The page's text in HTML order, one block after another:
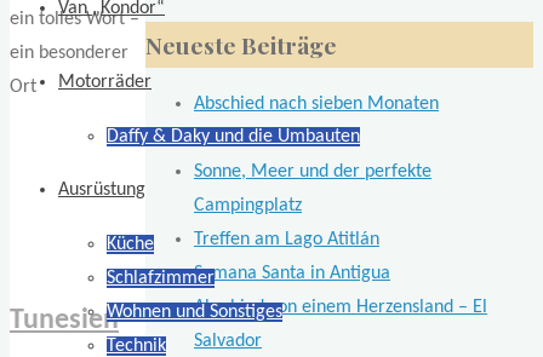
Van „Kondor“
Motorräder
Daffy & Daky und die Umbauten
Ausrüstung
Küche
Schlafzimmer
Wohnen und Sonstiges
Technik
Tunesien
nach:
Neueste Beiträge
Abschied nach sieben Monaten
Lateinamerika
Sonne, Meer und der perfekte
Campingplatz
Treffen am Lago Atitlán
Semana Santa in Antigua
Abschied von einem Herzensland – El
Salvador